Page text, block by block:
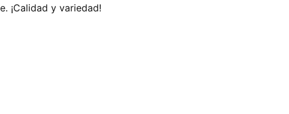
¡Calidad y variedad!